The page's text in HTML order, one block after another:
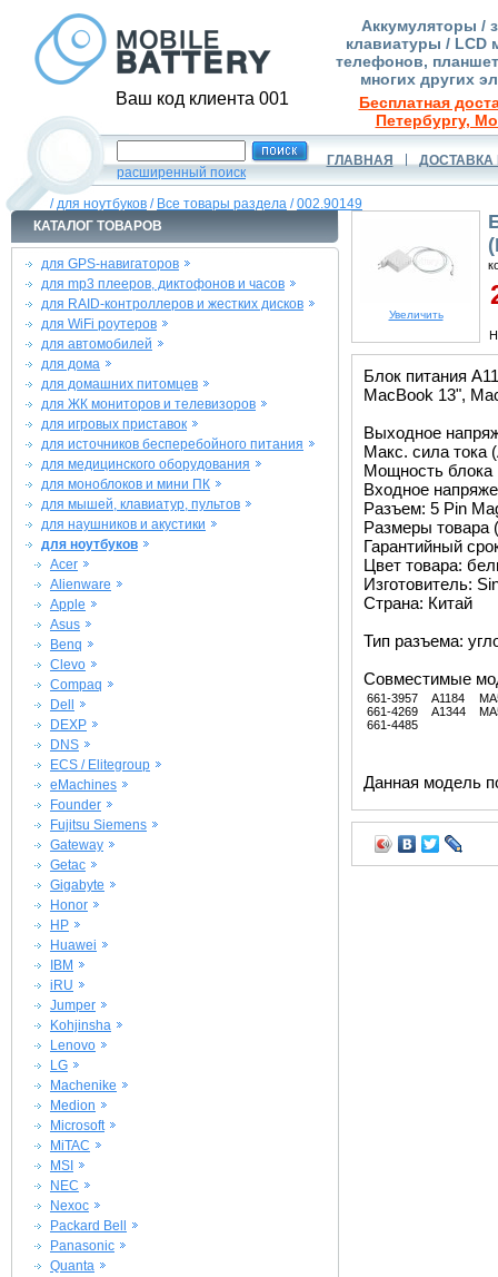
Ваш код клиента 001
Аккумуляторы /
клавиатуры / LCD
телефонов,
многих других
Бесплатная
Петербургу,
расширенный поиск
ГЛАВНАЯ ДОСТАВКА
/для ноутбуков / Все товары раздела /002.90149
КАТАЛОГ ТОВАРОВ
для GPS-навигаторов
для mp3 плееров, диктофонов и часов
для RAID-контроллеров и жестких дисков
для WiFi роутеров
для автомобилей
для дома
для домашних питомцев
для ЖК мониторов и телевизоров
для игровых приставок
для источников бесперебойного питания
для медицинского оборудования
для моноблоков и мини ПК
для мышей, клавиатур, пультов
для наушников и акустики
для ноутбуков
Acer
Alienware
Apple
Asus
Benq
Clevo
Compaq
Dell
DEXP
DNS
ECS / Elitegroup
eMachines
Founder
Fujitsu Siemens
Gateway
Getac
Gigabyte
Honor
HP
Huawei
IBM
iRU
Jumper
Kohjinsha
Lenovo
LG
Machenike
Medion
Microsoft
MiTAC
MSI
NEC
Nexoc
Packard Bell
Panasonic
Quanta
Увеличить
Блок питания
MacBook 13",
Выходное
Макс. сила тока
Мощность блока
Входное
Разъем: 5 Pin
Размеры товара
Гарантийный
Цвет товара:
Изготовитель:
Страна: Китай
Тип разъема:
Совместимые
661-3957
661-4269
661-4485
A1184
A1344
Данная модель